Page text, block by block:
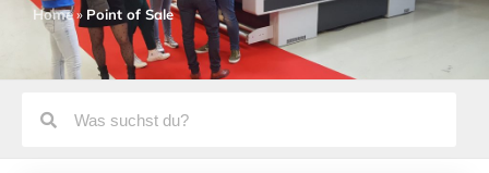
Home» Point of Sale